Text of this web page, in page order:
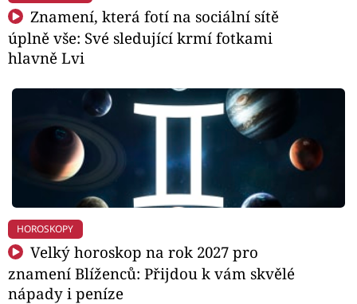
Znamení, která fotí na sociální sítě
úplně vše: Své sledující krmí fotkami
hlavně Lvi
HOROSKOPY
Velký horoskop na rok 2027 pro
znamení Blíženců: Přijdou k vám skvělé
nápady i peníze